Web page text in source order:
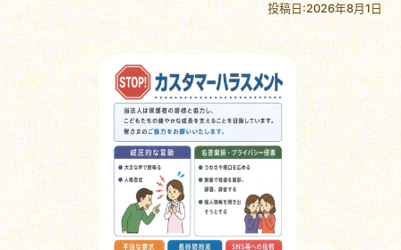
投稿日:2026年8月1日